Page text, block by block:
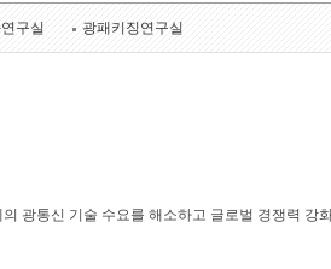
구실 광패키징연구실
광통신 기술 수요를 해소하고 글로벌 경쟁력 강